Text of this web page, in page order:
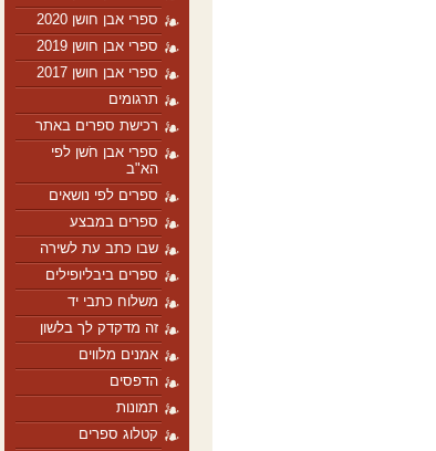
ספרי אבן חושן 2020
ספרי אבן חושן 2019
ספרי אבן חושן 2017
תרגומים
רכישת ספרים באתר
ספרי אבן חֹשן לפי
הא"ב
ספרים לפי נושאים
ספרים במבצע
שבו כתב עת לשירה
ספרים ביבליופילים
משלוח כתבי יד
זה מדקדק לך בלשון
אמנים מלווים
הדפסים
תמונות
קטלוג ספרים